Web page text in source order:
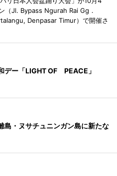
（Jl. Bypass Ngurah Rai Gg．
Denpasar Timur）で開催さ
デー「LIGHT OF PEACE」
島・ヌサチュニンガン島に新たな